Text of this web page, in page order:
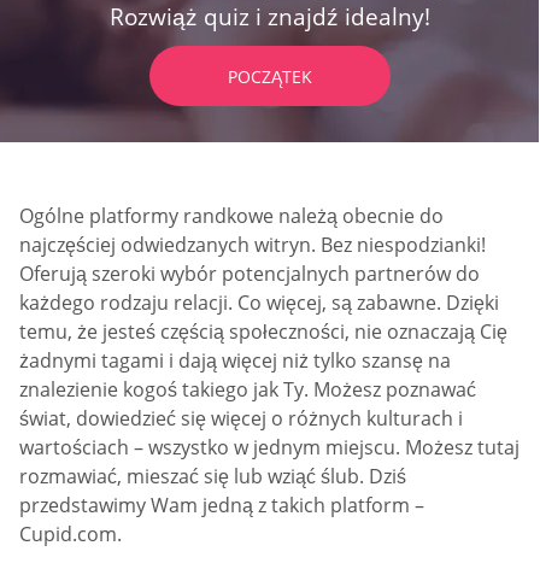
Rozwiąż quiz i znajdź idealny!
POCZĄTEK
Ogólne platformy randkowe należą obecnie do
najczęściej odwiedzanych witryn. Bez niespodzianki!
Oferują szeroki wybór potencjalnych partnerów do
każdego rodzaju relacji. Co więcej, są zabawne. Dzięki
temu, że jesteś częścią społeczności, nie oznaczają Cię
żadnymi tagami i dają więcej niż tylko szansę na
znalezienie kogoś takiego jak Ty. Możesz poznawać
świat, dowiedzieć się więcej o różnych kulturach i
wartościach – wszystko w jednym miejscu. Możesz tutaj
rozmawiać, mieszać się lub wziąć ślub. Dziś
przedstawimy Wam jedną z takich platform –
Cupid.com.